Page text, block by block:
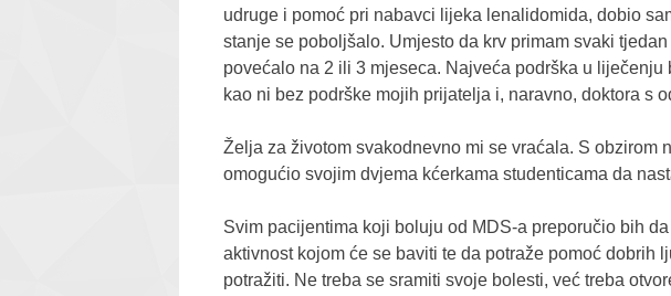
udruge i pomoć pri nabavci lijeka lenalidomida, dobio
stanje se poboljšalo. Umjesto da krv primam svaki
povećalo na 2 ili 3 mjeseca. Najveća podrška u
kao ni bez podrške mojih prijatelja i, naravno, doktora s
Želja za životom svakodnevno mi se vraćala. S obzirom
omogućio svojim dvjema kćerkama studenticama da
Svim pacijentima koji boluju od MDS-a preporučio bih
aktivnost kojom će se baviti te da potraže pomoć dobrih
potražiti. Ne treba se sramiti svoje bolesti, već treba